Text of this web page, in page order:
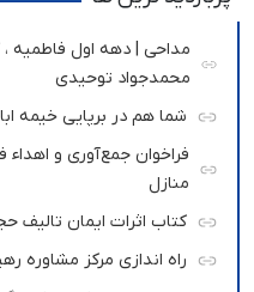
مداحی | دهه اول فاطمیه ،
محمدجواد توحیدی
شما هم در برپایی خیمه
فراخوان جمع‌آوری و
منازل
کتاب اثرات ایمان تالیف
راه اندازی مرکز مشاوره